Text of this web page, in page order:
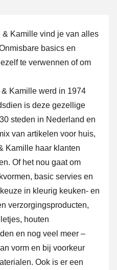
Kamille vind je van alles
basics en
te verwennen of om
Kamille werd in 1974
is deze gezellige
steden in Nederland en
van artikelen voor huis,
Kamille haar klanten
Of het nou gaat om
basic servies en
in kleurig keuken- en
verzorgingsproducten,
houten
en nog veel meer –
vorm en bij voorkeur
Ook is er een